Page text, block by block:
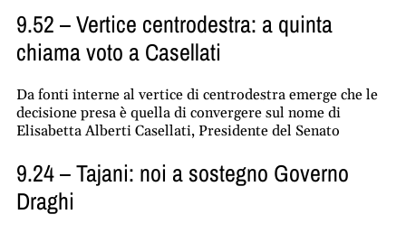
9.52 – Vertice centrodestra: a quinta
chiama voto a Casellati
Da fonti interne al vertice di centrodestra emerge che le
decisione presa è quella di convergere sul nome di
Elisabetta Alberti Casellati, Presidente del Senato
9.24 – Tajani: noi a sostegno Governo
Draghi